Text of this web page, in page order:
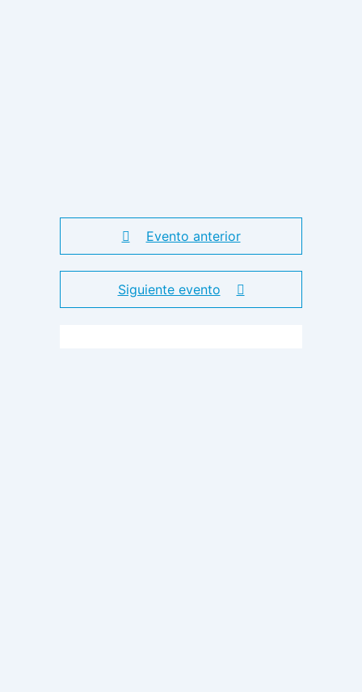
Evento anterior
Siguiente evento